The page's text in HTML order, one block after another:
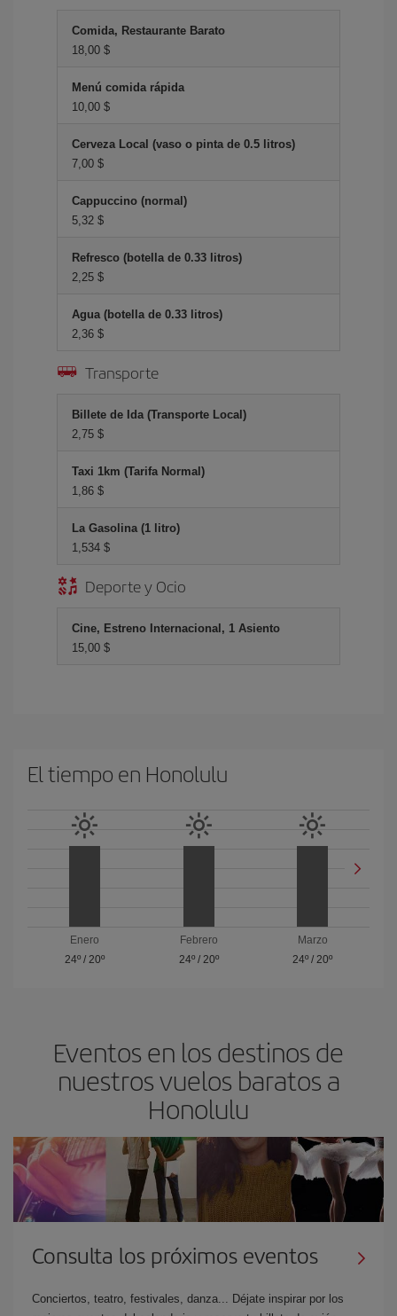
Comida, Restaurante Barato
18,00 $
Menú comida rápida
10,00 $
Cerveza Local (vaso o pinta de 0.5 litros)
7,00 $
Cappuccino (normal)
5,32 $
Refresco (botella de 0.33 litros)
2,25 $
Agua (botella de 0.33 litros)
2,36 $
Transporte
Billete de Ida (Transporte Local)
2,75 $
Taxi 1km (Tarifa Normal)
1,86 $
La Gasolina (1 litro)
1,534 $
Deporte y Ocio
Cine, Estreno Internacional, 1 Asiento
15,00 $
El tiempo en Honolulu
Enero
24º/ 20º
Febrero
24º/ 20º
Marzo
24º /20º
Eventos en los destinos de
nuestros vuelos baratos a
Honolulu
Consulta los próximos eventos
Conciertos, teatro, festivales, danza... Déjate inspirar por los